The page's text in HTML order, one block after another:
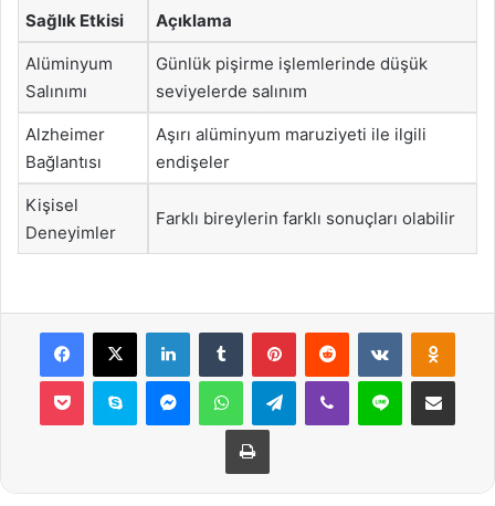
Sağlık Etkisi Açıklama
Alüminyum
Salınımı
Günlük pişirme işlemlerinde düşük
seviyelerde salınım
Alzheimer
Bağlantısı
Aşırı alüminyum maruziyeti ile ilgili
endişeler
Kişisel
Deneyimler
Farklı bireylerin farklı sonuçları olabilir
Facebook
X LinkedInTumblr PinterestReddit VKontakte
Pocket Skype MessengerWhatsAppTelegramViber Line E-Posta ile
Yazdır